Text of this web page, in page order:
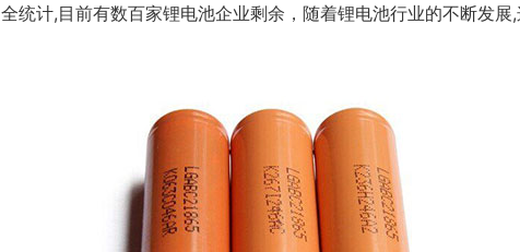
全统计,目前有数百家锂电池企业剩余，随着锂电池行业的不断发展,